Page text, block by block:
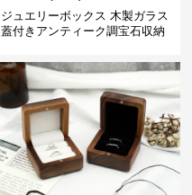
ジュエリーボックス 木製ガラス
蓋付きアンティーク調宝石収納